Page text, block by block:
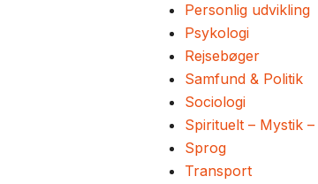
Personlig udvikling
Psykologi
Rejsebøger
Samfund & Politik
Sociologi
Spirituelt – Mystik
Sprog
Transport